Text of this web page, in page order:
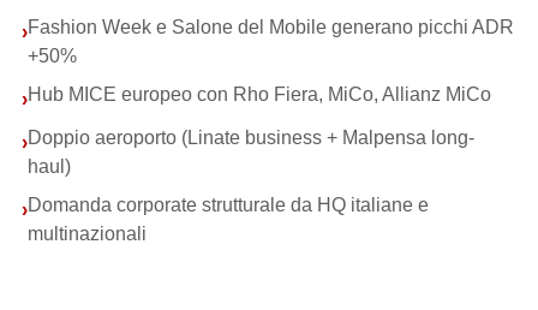
›Fashion Week e Salone del Mobile generano picchi ADR
+50%
›Hub MICE europeo con Rho Fiera, MiCo, Allianz MiCo
›Doppio aeroporto (Linate business + Malpensa long-
haul)
›Domanda corporate strutturale da HQ italiane e
multinazionali